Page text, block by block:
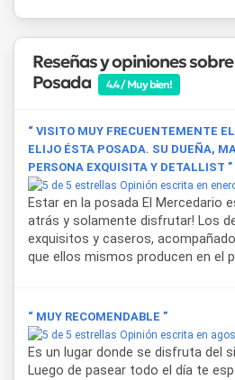
travesías 4x4
los paisajes más surrealistas de la
de Argentina, y no es difícil
alamedas , elrío de Los Patos,
clima seco con más de 300
convierten en un paraíso para
contacto con la naturaleza y
a la contemplación. Es también
Astronómico El Leoncito, ideal
astronomía.
sanjuaninos, donde el silencio, la
dialogan en perfecta armonía.
reconectar con lo esencial.
Reseñas y opiniones
Posada
4.4 / Muy bien!
“ VISITO MUY FRECUENTEMENTE
ELIJO ÉSTA POSADA. SU DUEÑA,
PERSONA EXQUISITA Y DETALLIST ”
Opinión escrita en
Estar en la posada El Mercedario
atrás y solamente disfrutar! Los
exquisitos y caseros,
que ellos mismos producen en el
“ MUY RECOMENDABLE ”
Opinión escrita en
Es un lugar donde se disfruta del
Luego de pasear todo el día te